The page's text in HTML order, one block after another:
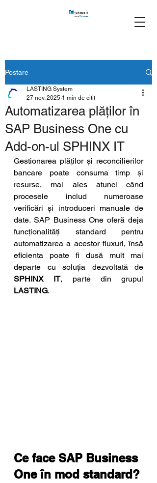
Postare
Automatizarea plăților în
SAP Business One cu
Add-on-ul SPHINX IT
LASTING System
27 nov. 2025 1 min de citit
Gestionarea plăților și reconcilierilor
bancare poate consuma timp și
resurse, mai ales atunci când
procesele includ numeroase
verificări și introduceri manuale de
date. SAP Business One oferă deja
funcționalități standard pentru
automatizarea a acestor fluxuri, însă
eficiența poate fi dusă mult mai
SPHINX IT
LASTING.
Ce face SAP Business
One în mod standard?